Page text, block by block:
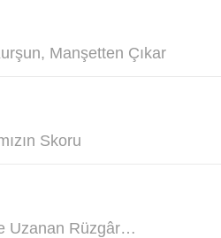
Manşetten Çıkar
Skoru
Uzanan Rüzgâr…